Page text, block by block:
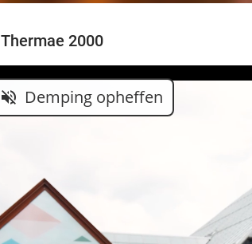
Thermae 2000
volume_off Demping opheffen